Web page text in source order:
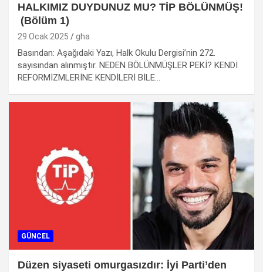
HALKIMIZ DUYDUNUZ MU? TİP BÖLÜNMÜŞ!
(Bölüm 1)
29 Ocak 2025 gha
Basından: Aşağıdaki Yazı, Halk Okulu Dergisi’nin 272.
sayısından alınmıştır. NEDEN BÖLÜNMÜŞLER PEKİ? KENDİ
REFORMİZMLERİNE KENDİLERİ BİLE…
GÜNCEL
Düzen siyaseti omurgasızdır: İyi Parti’den